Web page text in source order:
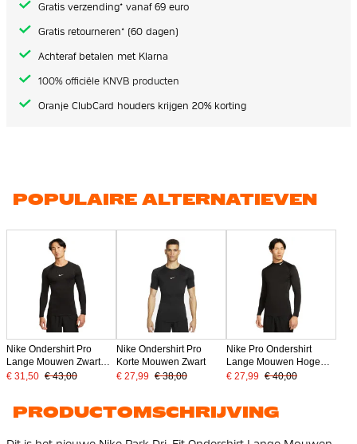
Gratis verzending* vanaf 69 euro
Gratis retourneren* (60 dagen)
Achteraf betalen met Klarna
100% officiële KNVB producten
Oranje ClubCard houders krijgen 20% korting
POPULAIRE ALTERNATIEVEN
Nike Ondershirt Pro
Lange Mouwen Zwart
Wit
€ 31,50 € 43,00
Nike Ondershirt Pro
Korte Mouwen Zwart
€ 27,99 € 38,00
Nike Pro Ondershirt
Lange Mouwen Hoge
Hals Zwart
€ 27,99 € 40,00
PRODUCTOMSCHRIJVING